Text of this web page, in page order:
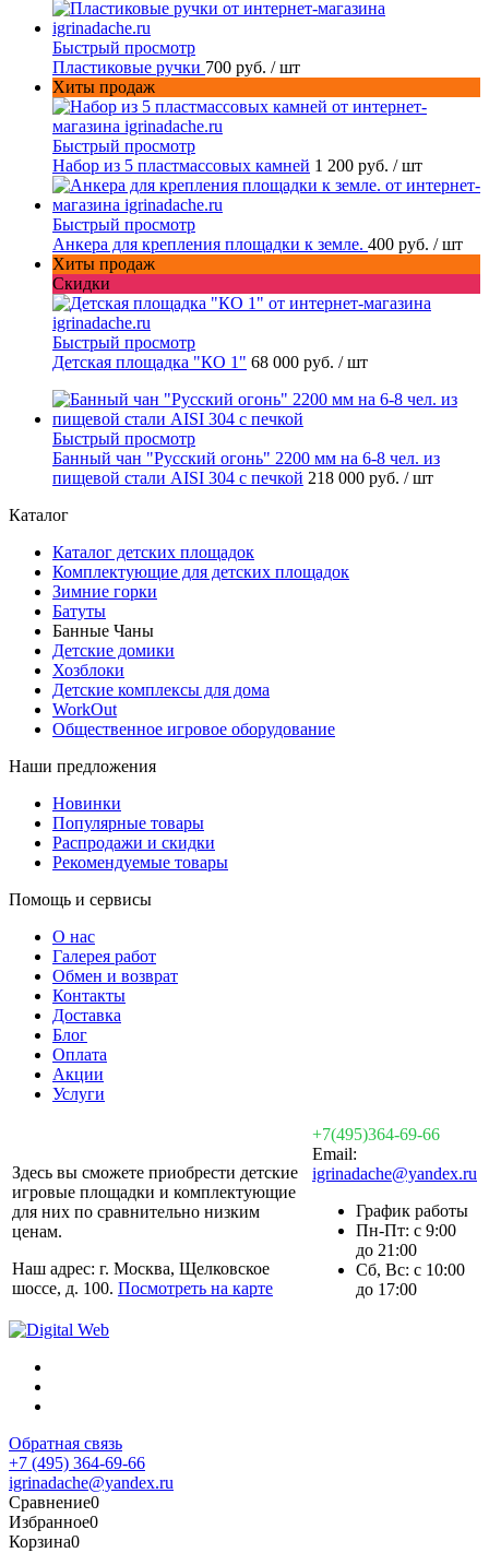
Быстрый просмотр
Пластиковые ручки 700 руб. / шт
Хиты продаж
Быстрый просмотр
Набор из 5 пластмассовых камней 1 200 руб. / шт
Быстрый просмотр
Анкера для крепления площадки к земле. 400 руб. / шт
Хиты продаж
Скидки
Быстрый просмотр
Детская площадка "КО 1" 68 000 руб. / шт
Быстрый просмотр
Банный чан "Русский огонь" 2200 мм на 6-8 чел. из
пищевой стали AISI 304 с печкой 218 000 руб. / шт
Каталог
Каталог детских площадок
Комплектующие для детских площадок
Зимние горки
Батуты
Банные Чаны
Детские домики
Хозблоки
Детские комплексы для дома
WorkOut
Общественное игровое оборудование
Наши предложения
Новинки
Популярные товары
Распродажи и скидки
Рекомендуемые товары
Помощь и сервисы
О нас
Галерея работ
Обмен и возврат
Контакты
Доставка
Блог
Оплата
Акции
Услуги
Здесь вы сможете приобрести детские
игровые площадки и комплектующие
для них по сравнительно низким
ценам.
Наш адрес: г. Москва, Щелковское
шоссе, д. 100. Посмотреть на карте
+7(495)364-69-66
Email:
igrinadache@yandex.ru
График работы
Пн-Пт: с 9:00
до 21:00
Сб, Вс: с 10:00
до 17:00
Обратная связь
+7 (495) 364-69-66
igrinadache@yandex.ru
Сравнение0
Избранное0
Корзина0